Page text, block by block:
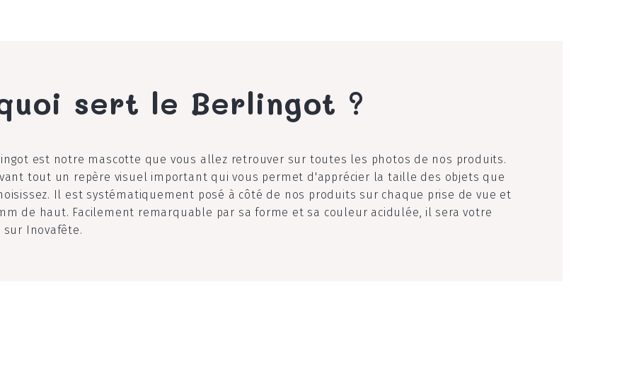
sert le Berlingot ?
est notre mascotte que vous allez retrouver sur toutes les photos de nos produits.
tout un repère visuel important qui vous permet d'apprécier la taille des objets que
Il est systématiquement posé à côté de nos produits sur chaque prise de vue et
de haut. Facilement remarquable par sa forme et sa couleur acidulée, il sera votre
sur Inovafête.